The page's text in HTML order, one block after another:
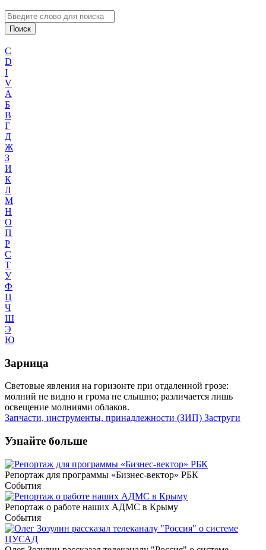
C
D
I
V
А
Б
В
Г
Д
Ж
З
И
К
Л
М
Н
О
П
Р
С
Т
У
Ф
Ц
Ч
Ш
Э
Ю
Зарница
Световые явления на горизонте при отдаленной грозе:
молний не видно и грома не слышно; различается лишь
освещение молниями облаков.
Запчасти, инструменты, принадлежности (ЗИП) Заструги
Узнайте больше
Репортаж для программы «Бизнес-вектор» РБК
События
Репортаж о работе наших АДМС в Крыму
События